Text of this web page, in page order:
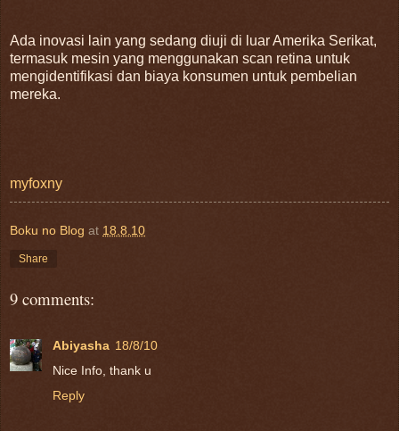
Ada inovasi lain yang sedang diuji di luar Amerika Serikat,
termasuk mesin yang menggunakan scan retina untuk
mengidentifikasi dan biaya konsumen untuk pembelian
mereka.
myfoxny
Boku no Blog at 18.8.10
Share
9 comments:
Abiyasha 18/8/10
Nice Info, thank u
Reply